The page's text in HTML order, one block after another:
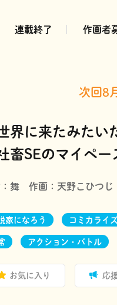
連載終了 作画者
次回8
界に来たみたい
畜SEのマイペー
舞 作画： 天野こひつじ
家になろう コミカライ
アクション・バトル
お気に入り 応